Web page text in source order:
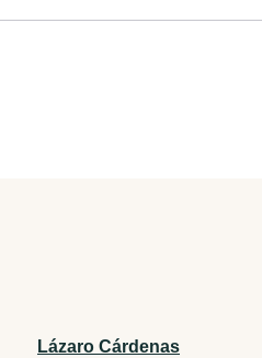
Lázaro Cárdenas